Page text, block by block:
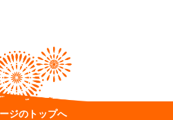
ジのトップへ